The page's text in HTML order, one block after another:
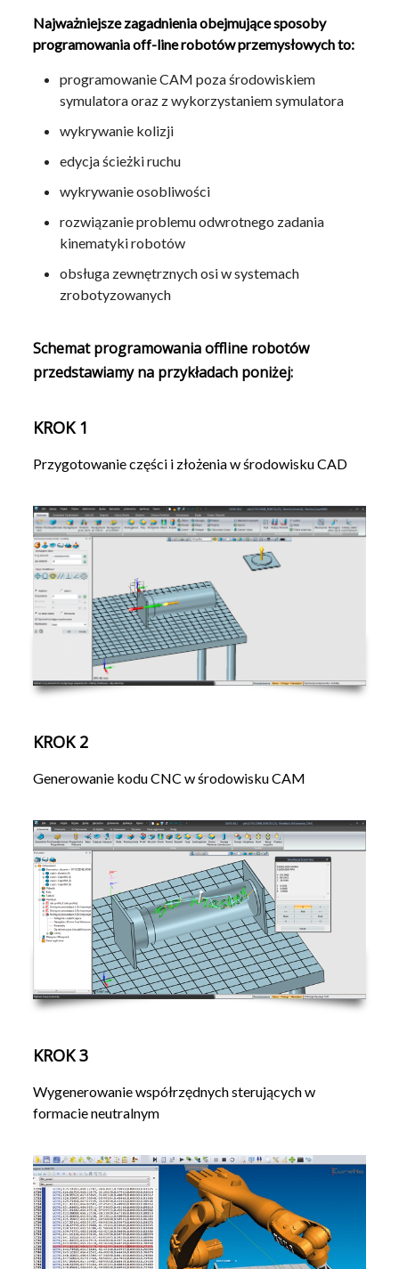
Najważniejsze zagadnienia obejmujące sposoby
programowania off-line robotów przemysłowych to:
programowanie CAM poza środowiskiem
symulatora oraz z wykorzystaniem symulatora
wykrywanie kolizji
edycja ścieżki ruchu
wykrywanie osobliwości
rozwiązanie problemu odwrotnego zadania
kinematyki robotów
obsługa zewnętrznych osi w systemach
zrobotyzowanych
Schemat programowania offline robotów
przedstawiamy na przykładach poniżej:
KROK 1
Przygotowanie części i złożenia w środowisku CAD
KROK 2
Generowanie kodu CNC w środowisku CAM
KROK 3
Wygenerowanie współrzędnych sterujących w
formacie neutralnym